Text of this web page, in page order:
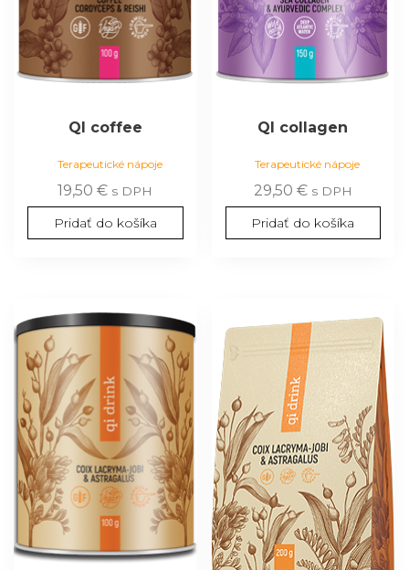
QI coffee
Terapeutické nápoje
19,50€ s DPH
Pridať do košíka
QI collagen
Terapeutické nápoje
29,50 € s DPH
Pridať do košíka